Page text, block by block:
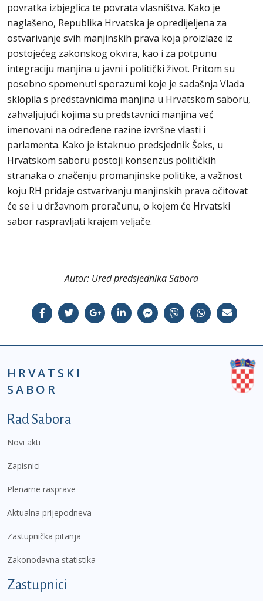
povratka izbjeglica te povrata vlasništva. Kako je
naglašeno, Republika Hrvatska je opredijeljena za
ostvarivanje svih manjinskih prava koja proizlaze iz
postojećeg zakonskog okvira, kao i za potpunu
integraciju manjina u javni i politički život. Pritom su
posebno spomenuti sporazumi koje je sadašnja Vlada
sklopila s predstavnicima manjina u Hrvatskom saboru,
zahvaljujući kojima su predstavnici manjina već
imenovani na određene razine izvršne vlasti i
parlamenta. Kako je istaknuo predsjednik Šeks, u
Hrvatskom saboru postoji konsenzus političkih
stranaka o značenju promanjinske politike, a važnost
koju RH pridaje ostvarivanju manjinskih prava očitovat
će se i u državnom proračunu, o kojem će Hrvatski
sabor raspravljati krajem veljače.
Autor: Ured predsjednika Sabora
HRVATSKI
SABOR
Podnožje prvi izbornik
Rad Sabora
Novi akti
Zapisnici
Plenarne rasprave
Aktualna prijepodneva
Zastupnička pitanja
Zakonodavna statistika
Zastupnici